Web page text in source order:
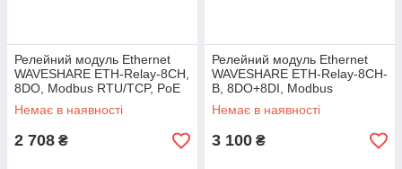
Релейний модуль Ethernet
WAVESHARE ETH-Relay-8CH,
8DO, Modbus RTU/TCP, PoE
Немає в наявності
2 708 ₴
Релейний модуль Ethernet
WAVESHARE ETH-Relay-8CH-
B, 8DO+8DI, Modbus
RTU/TCP, PoE
Немає в наявності
3 100 ₴